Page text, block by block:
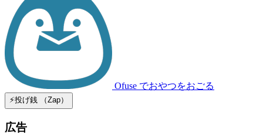
Ofuse でおやつをおごる
⚡️投げ銭 （Zap）
広告